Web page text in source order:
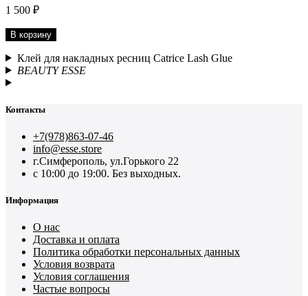
1 500 ₽
В корзину
Клей для накладных ресниц Catrice Lash Glue
BEAUTY ESSE
Контакты
+7(978)863-07-46
info@esse.store
г.Симферополь, ул.Горького 22
с 10:00 до 19:00. Без выходных.
Информация
О нас
Доставка и оплата
Политика обработки персональных данных
Условия возврата
Условия соглашения
Частые вопросы